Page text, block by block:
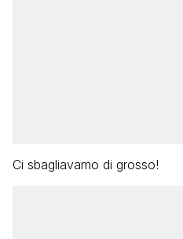
Ci sbagliavamo di grosso!